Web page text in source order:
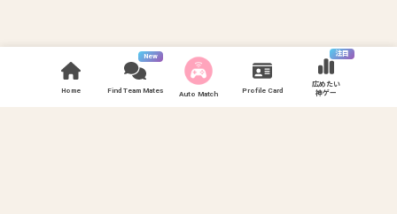
Home
New
Find Team Mates Auto Match Profile Card
注目
広めたい
神ゲー